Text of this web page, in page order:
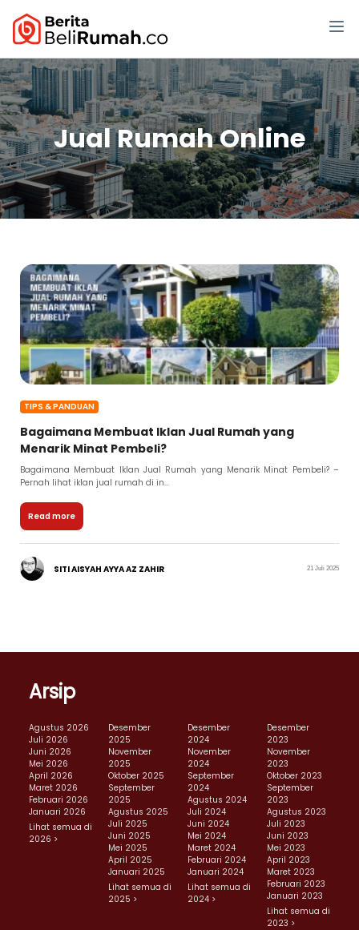
Jual Rumah Online
TIPS & PANDUAN
Bagaimana Membuat Iklan Jual Rumah yang
Menarik Minat Pembeli?
Bagaimana Membuat Iklan Jual Rumah yang Menarik Minat Pembeli? –
Pernah lihat iklan jual rumah di in...
Read more
SITI AISYAH AYYA AZ ZAHIR 21 Juli 2025
Arsip
Agustus 2026
Juli 2026
Juni 2026
Mei 2026
April 2026
Maret 2026
Februari 2026
Januari 2026
Lihat semua di
2026 >
Desember
2025
November
2025
Oktober 2025
September
2025
Agustus 2025
Juli 2025
Juni 2025
Mei 2025
April 2025
Januari 2025
Lihat semua di
2025 >
Desember
2024
November
2024
September
2024
Agustus 2024
Juli 2024
Juni 2024
Mei 2024
Maret 2024
Februari 2024
Januari 2024
Lihat semua di
2024 >
Desember
2023
November
2023
Oktober 2023
September
2023
Agustus 2023
Juli 2023
Juni 2023
Mei 2023
April 2023
Maret 2023
Februari 2023
Januari 2023
Lihat semua di
2023 >